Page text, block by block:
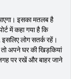
इसका मतलब है
में कहा गया है कि
लोग सतर्क रहें।
तो अपने घर की खिड़कियां
पर रखें और बाहर जाने